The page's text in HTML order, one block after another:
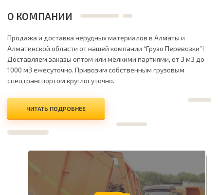
О КОМПАНИИ
Продажа и доставка нерудных материалов в Алматы и
Алматинской области от нашей компании “Грузо Перевозки”!
Доставляем заказы оптом или мелкими партиями, от 3 м3 до
1000 м3 ежесуточно. Привозим собственным грузовым
спецтранспортом круглосуточно.
ЧИТАТЬ ПОДРОБНЕЕ